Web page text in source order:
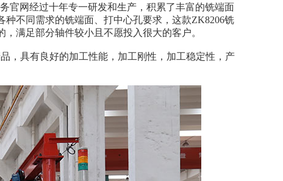
官网经过十年专一研发和生产，积累了丰富的铣端面
不同需求的铣端面、打中心孔要求，这款ZK8206铣
满足部分轴件较小且不愿投入很大的客户。
，具有良好的加工性能，加工刚性，加工稳定性，产